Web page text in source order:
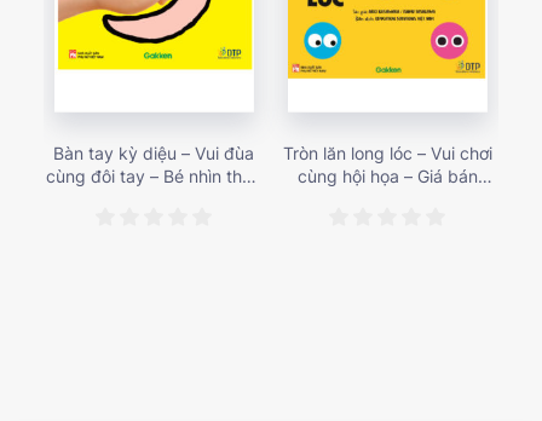
Bàn tay kỳ diệu – Vui đùa
cùng đôi tay – Bé nhìn thấy
Tròn lăn long lóc – Vui chơi
cùng hội họa – Giá bán